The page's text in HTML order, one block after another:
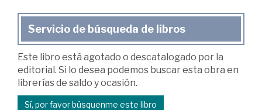
Servicio de búsqueda de libros
Este libro está agotado o descatalogado por la
editorial. Si lo desea podemos buscar esta obra en
librerías de saldo y ocasión.
Sí, por favor búsquenme este libro